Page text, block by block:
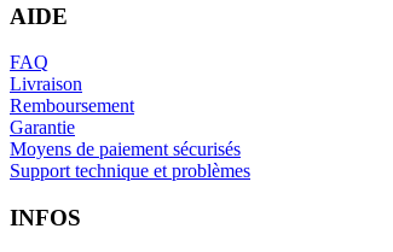
AIDE
FAQ
Livraison
Remboursement
Garantie
Moyens de paiement sécurisés
Support technique et problèmes
INFOS